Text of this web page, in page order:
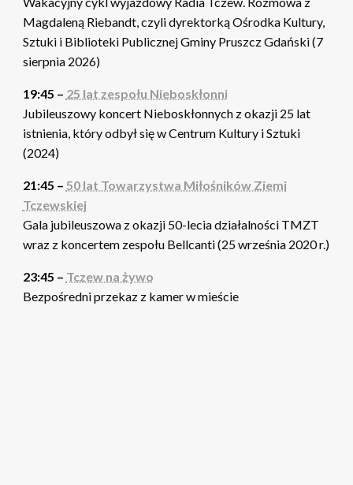
Magdaleną Riebandt, czyli dyrektorką Ośrodka Kultury,
Sztuki i Biblioteki Publicznej Gminy Pruszcz Gdański (7
sierpnia 2026)
19:45 – 25 lat zespołu Nieboskłonni
Jubileuszowy koncert Nieboskłonnych z okazji 25 lat
istnienia, który odbył się w Centrum Kultury i Sztuki
(2024)
21:45 – 50 lat Towarzystwa Miłośników Ziemi
Tczewskiej
Gala jubileuszowa z okazji 50-lecia działalności TMZT
wraz z koncertem zespołu Bellcanti (25 września 2020 r.)
23:45 – Tczew na żywo
Bezpośredni przekaz z kamer w mieście